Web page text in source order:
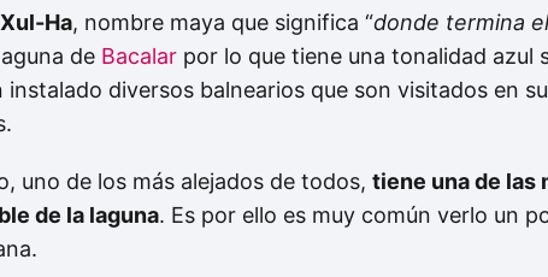
Xul-Ha, nombre maya que significa “donde termina
de Bacalar por lo que tiene una tonalidad azul
instalado diversos balnearios que son visitados en
uno de los más alejados de todos, tiene una de las
de la laguna. Es por ello es muy común verlo un